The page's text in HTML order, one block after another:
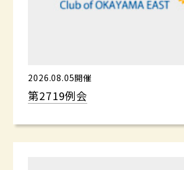
2026.08.05開催
第2719例会